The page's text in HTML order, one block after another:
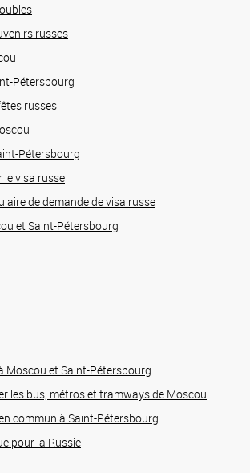
russes
Pétersbourg
russes
Pétersbourg
le visa russe
de demande de visa russe
et Saint-Pétersbourg
Moscou et Saint-Pétersbourg
les bus, métros et tramways de Moscou
commun à Saint-Pétersbourg
pour la Russie